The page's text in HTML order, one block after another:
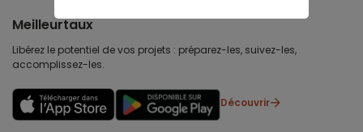
Meilleurtaux
Libérez le potentiel de vos projets : préparez-les, suivez-les,
accomplissez-les.
Découvrir